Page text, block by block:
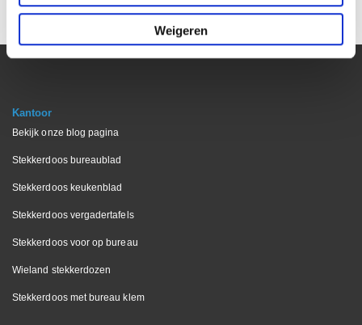
Weigeren
€ 47,52
Kantoor
Bekijk onze blog pagina
Stekkerdoos bureaublad
Stekkerdoos keukenblad
Stekkerdoos vergadertafels
Stekkerdoos voor op bureau
Wieland stekkerdozen
Stekkerdoos met bureau klem